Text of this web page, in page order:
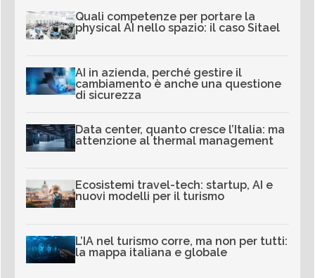
Quali competenze per portare la
physical AI nello spazio: il caso Sitael
AI in azienda, perché gestire il
cambiamento è anche una questione
di sicurezza
Data center, quanto cresce l’Italia: ma
attenzione al thermal management
Ecosistemi travel-tech: startup, AI e
nuovi modelli per il turismo
L’IA nel turismo corre, ma non per tutti:
la mappa italiana e globale